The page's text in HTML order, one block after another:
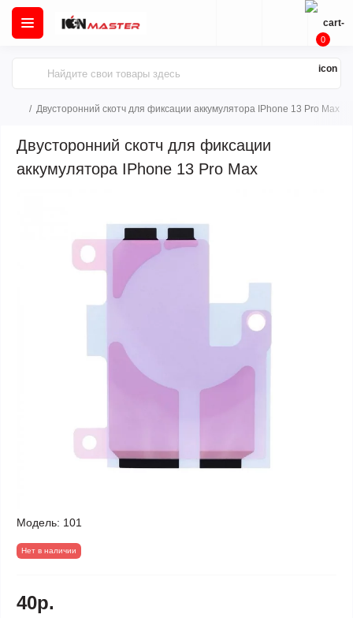
0
Двусторонний скотч для фиксации аккумулятора IPhone 13 Pro Max
Двусторонний скотч для фиксации
аккумулятора IPhone 13 Pro Max
Модель: 101
Нет в наличии
40р.